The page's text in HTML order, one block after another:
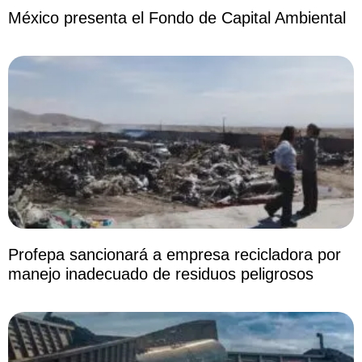
México presenta el Fondo de Capital Ambiental
Profepa sancionará a empresa recicladora por
manejo inadecuado de residuos peligrosos